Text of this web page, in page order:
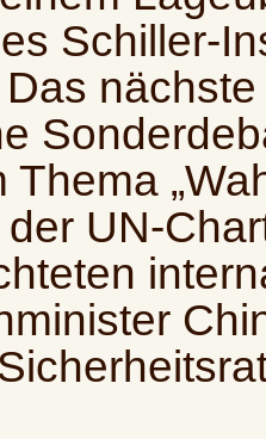
Schiller-
Das
Thema
UN-